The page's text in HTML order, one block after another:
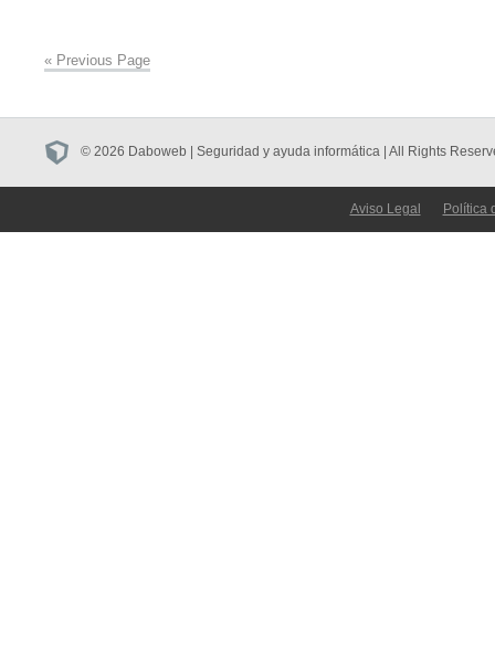
« Previous Page
© 2026 Daboweb | Seguridad y ayuda informática | All Rights
Aviso Legal Política